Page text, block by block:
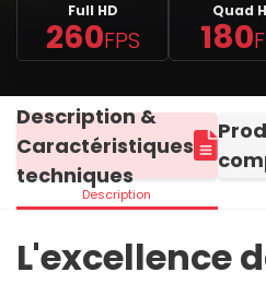
Full HD
260FPS
Quad
180
Description &
Caractéristiques
techniques
Description
L'excellence